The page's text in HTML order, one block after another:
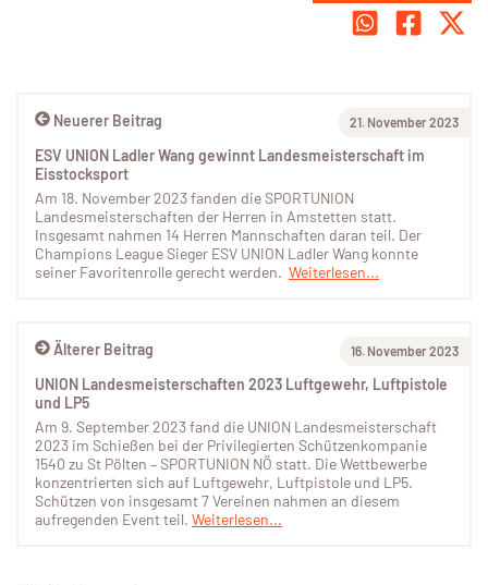
Älterer Beitrag 16. November 2023
UNION Landesmeisterschaften 2023 Luftgewehr, Luftpistole
und LP5
Am 9. September 2023 fand die UNION Landesmeisterschaft
2023 im Schießen bei der Privilegierten Schützenkompanie
1540 zu St Pölten – SPORTUNION NÖ statt. Die Wettbewerbe
konzentrierten sich auf Luftgewehr, Luftpistole und LP5.
Schützen von insgesamt 7 Vereinen nahmen an diesem
aufregenden Event teil. Weiterlesen...
Neuerer Beitrag 21. November 2023
ESV UNION Ladler Wang gewinnt Landesmeisterschaft im
Eisstocksport
Am 18. November 2023 fanden die SPORTUNION
Landesmeisterschaften der Herren in Amstetten statt.
Insgesamt nahmen 14 Herren Mannschaften daran teil. Der
Champions League Sieger ESV UNION Ladler Wang konnte
seiner Favoritenrolle gerecht werden. Weiterlesen...